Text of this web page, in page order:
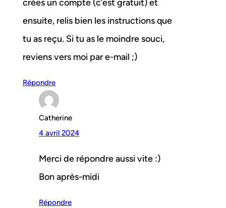
crées un compte (c’est gratuit) et
ensuite, relis bien les instructions que
tu as reçu. Si tu as le moindre souci,
reviens vers moi par e-mail ;)
Répondre
Catherine
4 avril 2024
Merci de répondre aussi vite :)
Bon après-midi
Répondre